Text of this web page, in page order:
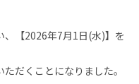
、【2026年7月1日(水)】を
だくことになりました。